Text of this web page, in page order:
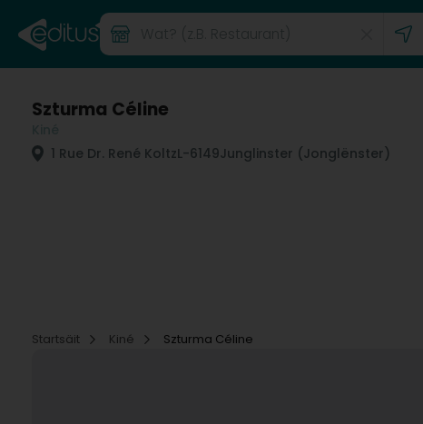
Szturma Céline
1 Rue Dr. René KoltzL-6149Junglinster (Jonglënster)
Startsäit
Kiné Szturma Céline